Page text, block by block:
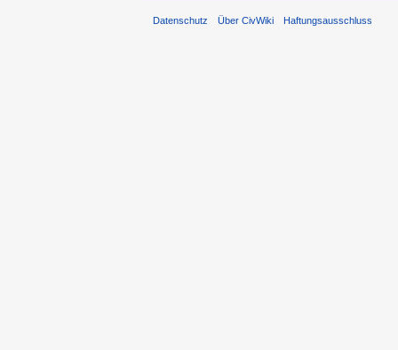
Datenschutz Über CivWiki Haftungsausschluss